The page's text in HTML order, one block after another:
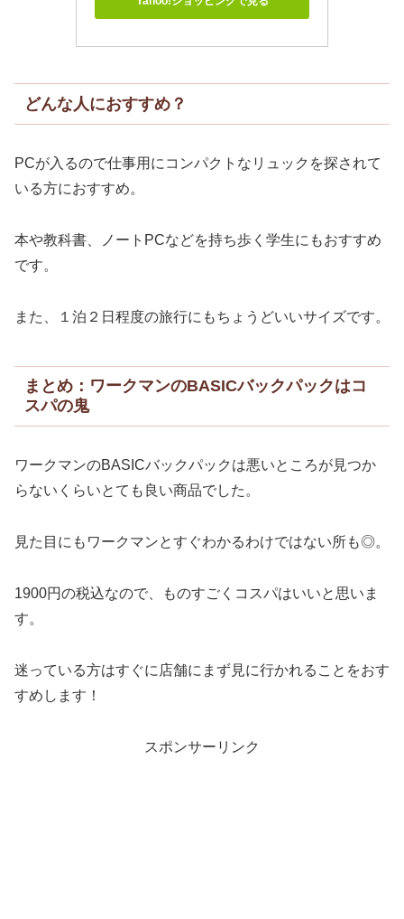
どんな人におすすめ？
PCが入るので仕事用にコンパクトなリュックを探されて
いる方におすすめ。
本や教科書、ノートPCなどを持ち歩く学生にもおすすめ
です。
また、１泊２日程度の旅行にもちょうどいいサイズです。
まとめ：ワークマンのBASICバックパックはコ
スパの鬼
ワークマンのBASICバックパックは悪いところが見つか
らないくらいとても良い商品でした。
見た目にもワークマンとすぐわかるわけではない所も◎。
1900円の税込なので、ものすごくコスパはいいと思いま
す。
迷っている方はすぐに店舗にまず見に行かれることをおす
すめします！
スポンサーリンク